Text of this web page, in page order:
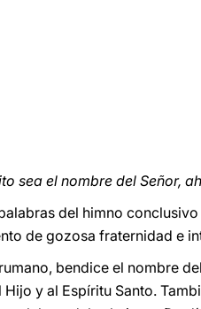
sea el nombre del Señor,
del himno
de gozosa fraternidad e
bendice el nombre
Hijo y al Espíritu Santo.